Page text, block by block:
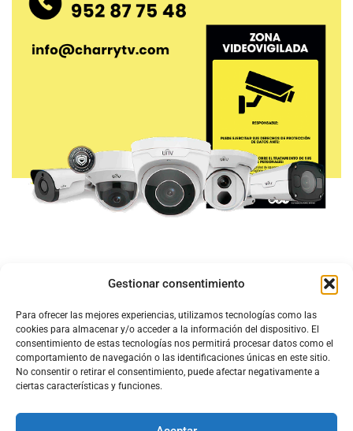
Gestionar consentimiento
Para ofrecer las mejores experiencias, utilizamos tecnologías como las
cookies para almacenar y/o acceder a la información del dispositivo. El
consentimiento de estas tecnologías nos permitirá procesar datos como el
comportamiento de navegación o las identificaciones únicas en este sitio.
No consentir o retirar el consentimiento, puede afectar negativamente a
ciertas características y funciones.